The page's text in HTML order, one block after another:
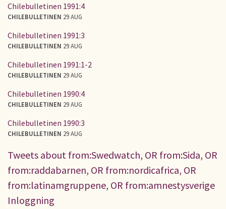
Chilebulletinen 1991:4
CHILEBULLETINEN 29 AUG
Chilebulletinen 1991:3
CHILEBULLETINEN 29 AUG
Chilebulletinen 1991:1-2
CHILEBULLETINEN 29 AUG
Chilebulletinen 1990:4
CHILEBULLETINEN 29 AUG
Chilebulletinen 1990:3
CHILEBULLETINEN 29 AUG
Tweets about from:Swedwatch, OR from:Sida, OR
from:raddabarnen, OR from:nordicafrica, OR
from:latinamgruppene, OR from:amnestysverige
Inloggning